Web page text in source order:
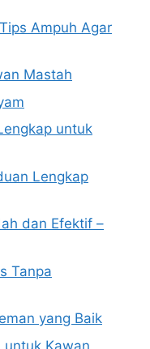
Ampuh Agar
Mastah
untuk
Lengkap
dan Efektif –
Tanpa
yang Baik
untuk Kawan